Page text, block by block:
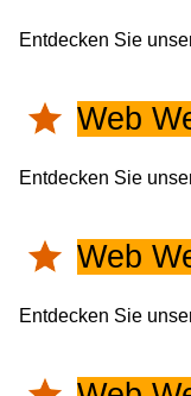
Entdecken Sie
Web
Entdecken Sie
Web
Entdecken Sie